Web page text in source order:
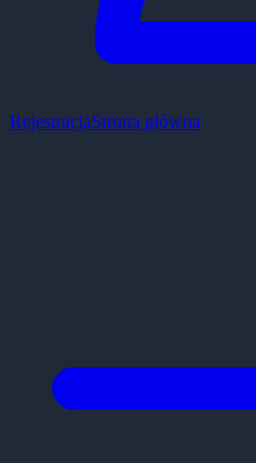
RejestracjaStrona główna